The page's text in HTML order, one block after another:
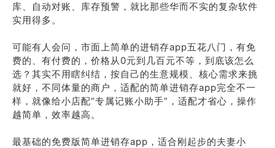
库、自动对账、库存预警，就比那些华而不实的复杂软件
实用得多。
可能有人会问，市面上简单的进销存app五花八门，有免
费的、有付费的，价格从0元到几百元不等，到底该怎么
选？其实不用瞎纠结，按自己的生意规模、核心需求来挑
就好，不同体量的商户，适配的简单进销存app完全不一
样，就像给小店配“专属记账小助手”，适配才省心，操作
越简单，效率越高。
最基础的免费版简单进销存app，适合刚起步的夫妻小